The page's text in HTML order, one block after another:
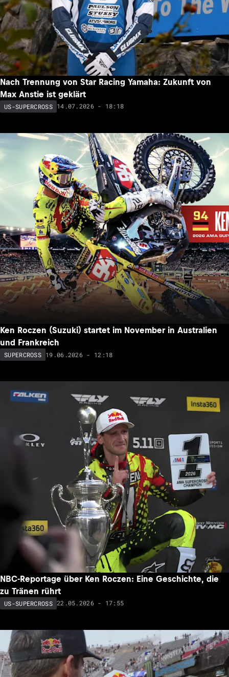
Nach Trennung von Star Racing Yamaha: Zukunft von
Max Anstie ist geklärt
US-SUPERCROSS 14.07.2026 - 18:18
Ken Roczen (Suzuki) startet im November in Australien
und Frankreich
SUPERCROSS 19.06.2026 - 12:18
NBC-Reportage über Ken Roczen: Eine Geschichte, die
zu Tränen rührt
US-SUPERCROSS 22.05.2026 - 17:55